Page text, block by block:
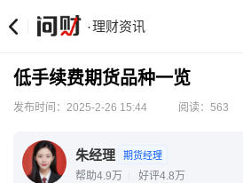
·理财资讯
低手续费期货品种一览
发布时间：2025-2-26 15:44 阅读：563
朱经理 期货经理
帮助4.9万 好评4.8万